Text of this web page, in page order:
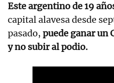
Este argentino de 19
capital alavesa desde
pasado, puede ganar un
y no subir al podio.